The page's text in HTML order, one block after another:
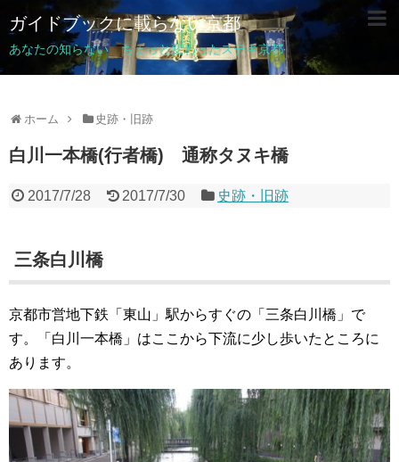
ガイドブックに載らない京都
あなたの知らない ちょっと変わったステキ京都
ホーム 史跡・旧跡
白川一本橋(行者橋) 通称タヌキ橋
2017/7/28 2017/7/30 史跡・旧跡
三条白川橋
京都市営地下鉄「東山」駅からすぐの「三条白川橋」で
す。「白川一本橋」はここから下流に少し歩いたところに
あります。